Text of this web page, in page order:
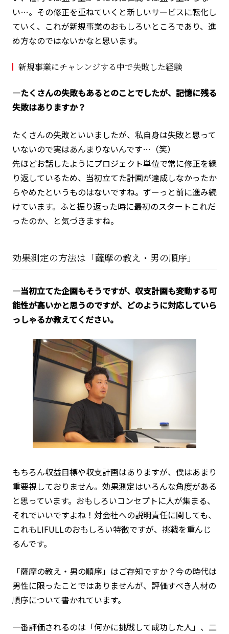
い…。その修正を重ねていくと新しいサービスに転化し
ていく、これが新規事業のおもしろいところであり、進
め方なのではないかなと思います。
新規事業にチャレンジする中で失敗した経験
―たくさんの失敗もあるとのことでしたが、記憶に残る
失敗はありますか？
たくさんの失敗といいましたが、私自身は失敗と思って
いないので実はあんまりないんです…（笑）
先ほどお話したようにプロジェクト単位で常に修正を繰
り返しているため、当初立てた計画が達成しなかったか
らやめたというものはないですね。ずーっと前に進み続
けています。ふと振り返った時に最初のスタートこれだ
ったのか、と気づきますね。
効果測定の方法は「薩摩の教え・男の順序」
―当初立てた企画もそうですが、収支計画も変動する可
能性が高いかと思うのですが、どのように対応していら
っしゃるか教えてください。
もちろん収益目標や収支計画はありますが、僕はあまり
重要視しておりません。効果測定はいろんな角度がある
と思っています。おもしろいコンセプトに人が集まる、
それでいいですよね！対会社への説明責任に関しても、
これもLIFULLのおもしろい特徴ですが、挑戦を重んじ
るんです。
「薩摩の教え・男の順序」はご存知ですか？今の時代は
男性に限ったことではありませんが、評価すべき人材の
順序について書かれています。
一番評価されるのは「何かに挑戦して成功した人」、二